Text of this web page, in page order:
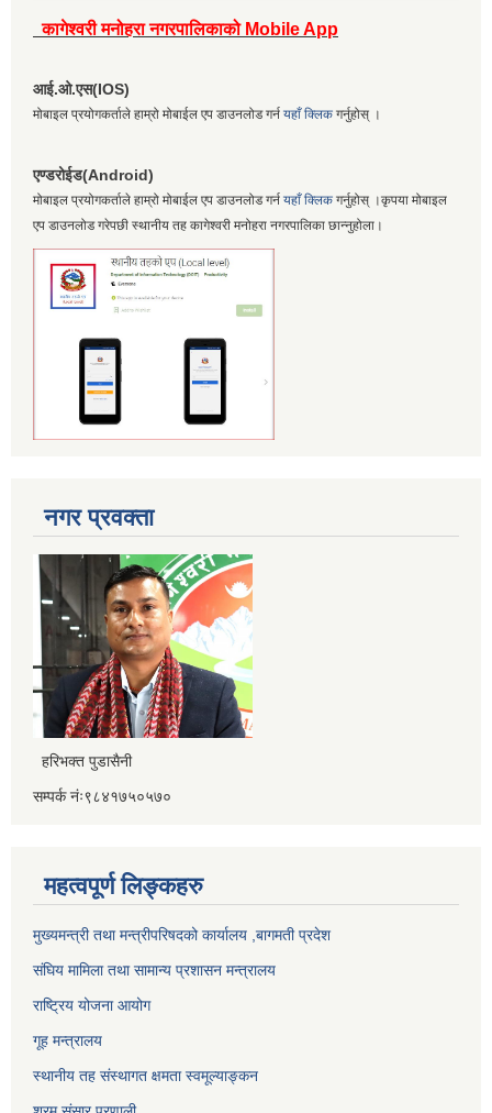
कागेश्वरी मनोहरा नगरपालिकाको Mobile App
आई.ओ.एस(IOS)
मोबाइल प्रयोगकर्ताले हाम्रो मोबाईल एप डाउनलोड गर्न यहाँ क्लिक गर्नुहोस् ।
एण्डरोईड(Android)
मोबाइल प्रयोगकर्ताले हाम्रो मोबाईल एप डाउनलोड गर्न यहाँ क्लिक गर्नुहोस् ।कृपया मोबाइल
एप डाउनलोड गरेपछी स्थानीय तह कागेश्वरी मनोहरा नगरपालिका छान्नुहोला।
नगर प्रवक्ता
हरिभक्त पुडासैनी
सम्पर्क नंः९८४१७५०५७०
महत्वपूर्ण लिङ्कहरु
मुख्यमन्त्री तथा मन्त्रीपरिषदको कार्यालय ,बागमती प्रदेश
संघिय मामिला तथा सामान्य प्रशासन मन्त्रालय
राष्ट्रिय योजना आयोग
गूह मन्त्रालय
स्थानीय तह संस्थागत क्षमता स्वमूल्याङ्कन